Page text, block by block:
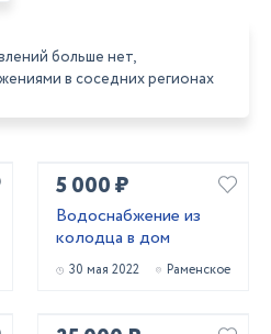
больше нет,
в соседних регионах
5 000 ₽
Водоснабжение из
колодца в дом
30 мая 2022 Раменское